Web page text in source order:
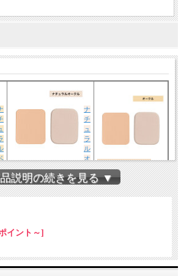
ナ
チ
ュ
ラ
ル
オ
ークルはコチラ
オークルはコチラ
説明の続きを見る ▼
イント～]